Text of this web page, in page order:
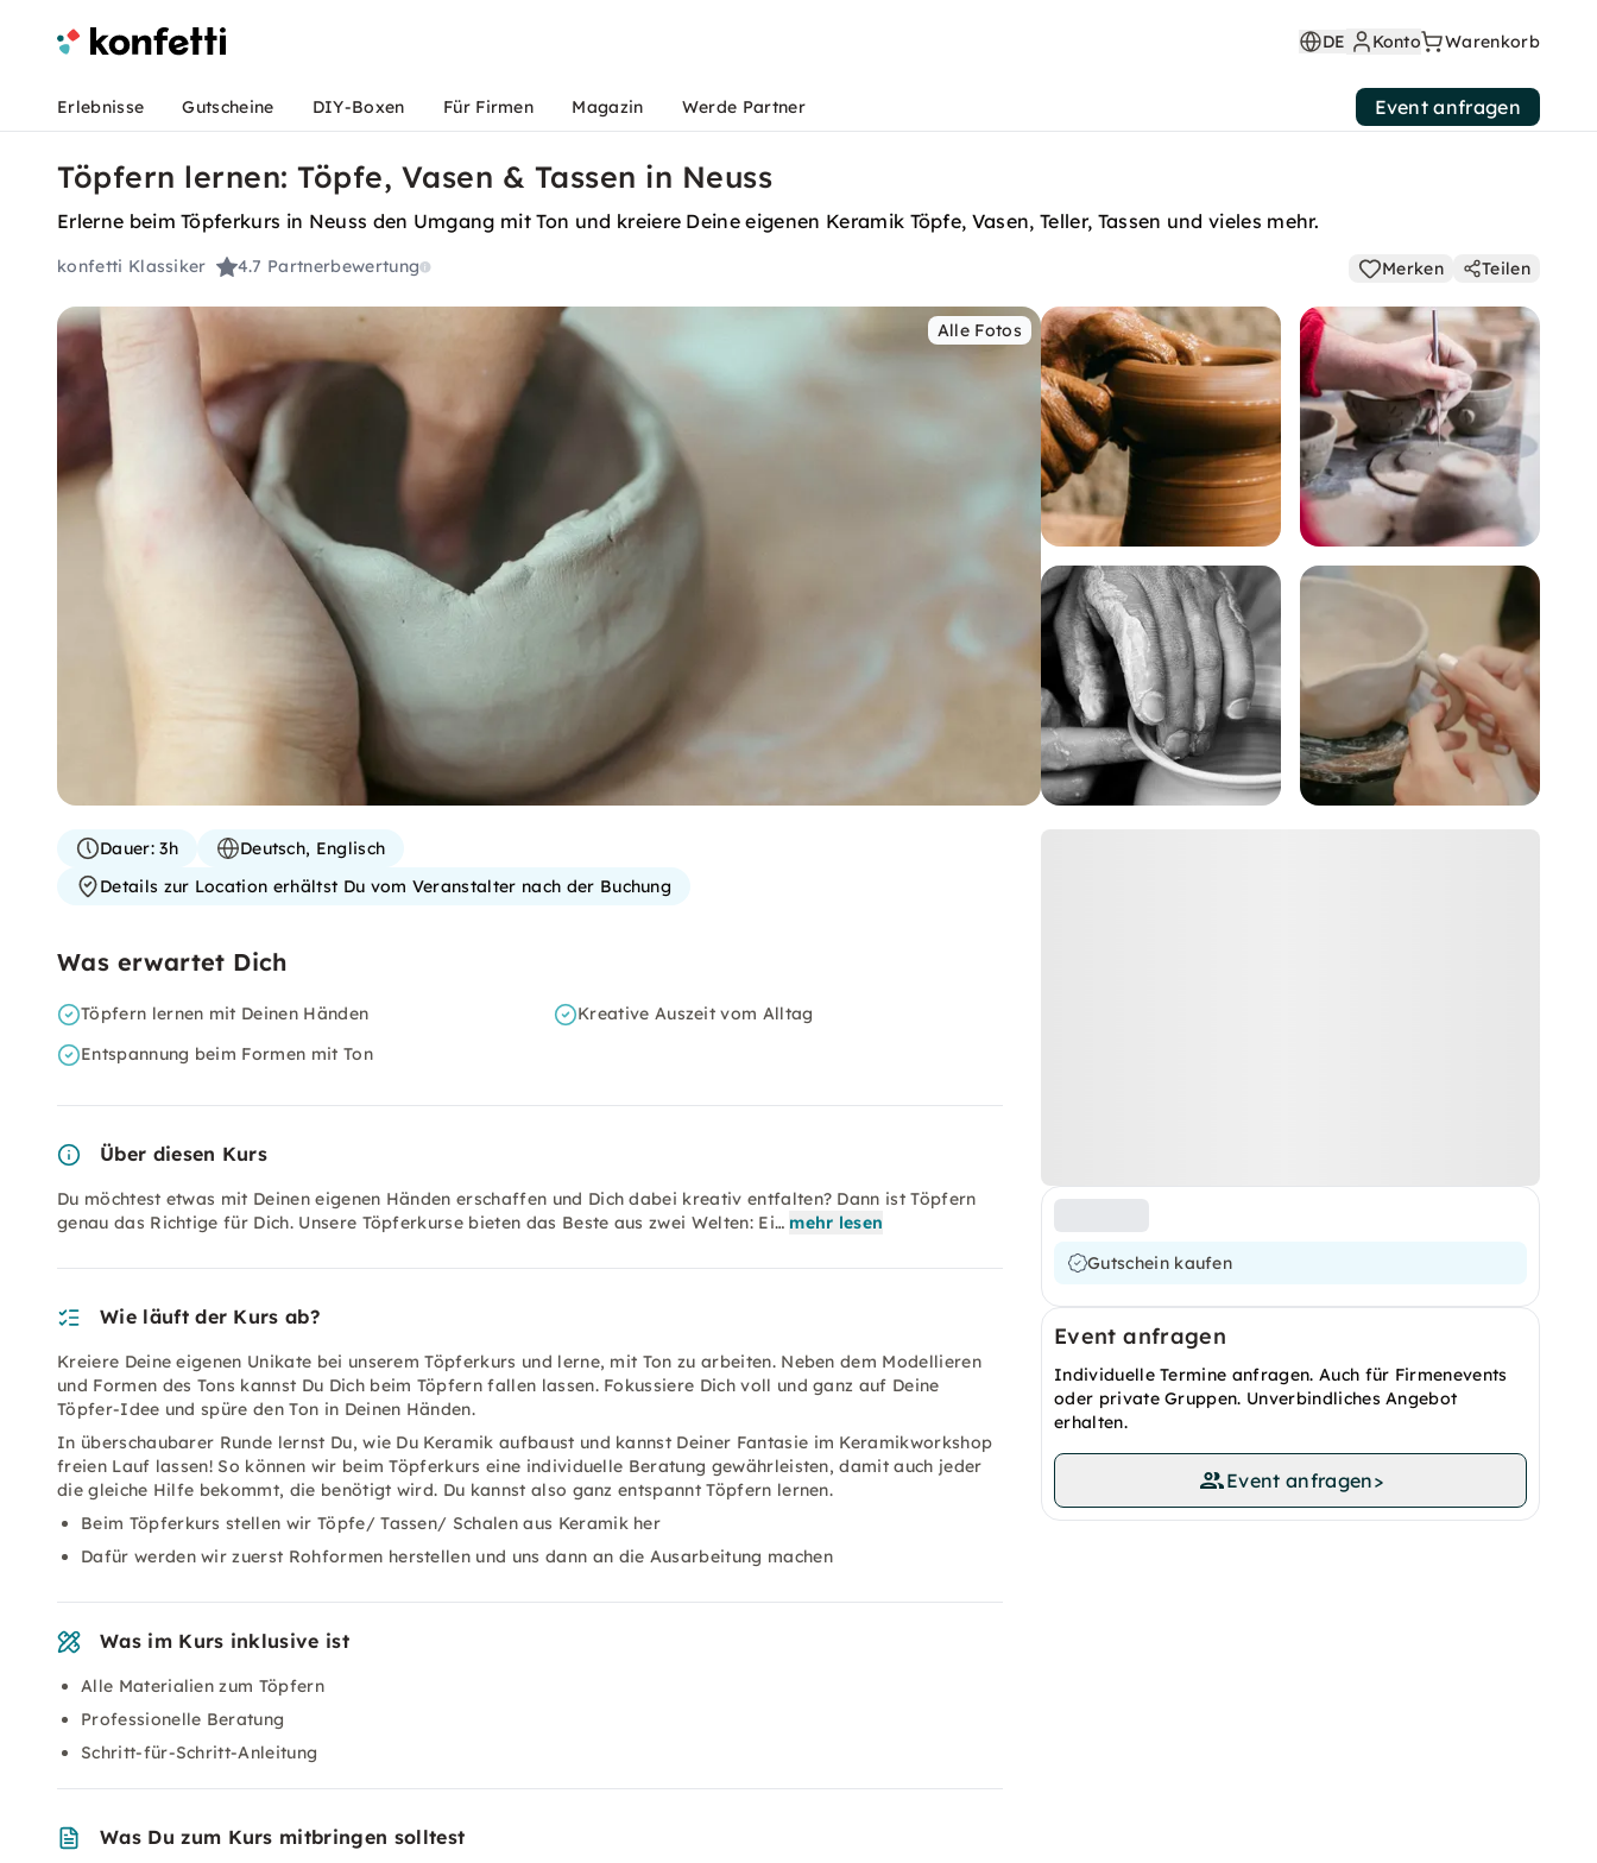
DE Konto Warenkorb
Erlebnisse Gutscheine DIY-Boxen Für Firmen Magazin Werde Partner Event anfragen
Töpfern lernen: Töpfe, Vasen & Tassen in Neuss
Erlerne beim Töpferkurs in Neuss den Umgang mit Ton und kreiere Deine eigenen Keramik Töpfe, Vasen, Teller, Tassen und vieles mehr.
konfetti Klassiker 4.7 Partnerbewertung Merken Teilen
Alle Fotos
Gutschein kaufen
Event anfragen
Individuelle Termine anfragen. Auch für Firmenevents
oder private Gruppen. Unverbindliches Angebot
erhalten.
Event anfragen>
Dauer:3h
Deutsch, Englisch
Details zur Location erhältst Du vom Veranstalter nach der Buchung
Was erwartet Dich
Töpfern lernen mit Deinen Händen
Kreative Auszeit vom Alltag
Entspannung beim Formen mit Ton
Über diesen Kurs
Du möchtest etwas mit Deinen eigenen Händen erschaffen und Dich dabei kreativ entfalten? Dann ist Töpfern
genau das Richtige für Dich. Unsere Töpferkurse bieten das Beste aus zwei Welten: Ei… mehr lesen
Wie läuft der Kurs ab?
Kreiere Deine eigenen Unikate bei unserem Töpferkurs und lerne, mit Ton zu arbeiten. Neben dem Modellieren
und Formen des Tons kannst Du Dich beim Töpfern fallen lassen. Fokussiere Dich voll und ganz auf Deine
Töpfer-Idee und spüre den Ton in Deinen Händen.
In überschaubarer Runde lernst Du, wie Du Keramik aufbaust und kannst Deiner Fantasie im Keramikworkshop
freien Lauf lassen! So können wir beim Töpferkurs eine individuelle Beratung gewährleisten, damit auch jeder
die gleiche Hilfe bekommt, die benötigt wird. Du kannst also ganz entspannt Töpfern lernen.
Beim Töpferkurs stellen wir Töpfe/ Tassen/ Schalen aus Keramik her
Dafür werden wir zuerst Rohformen herstellen und uns dann an die Ausarbeitung machen
Was im Kurs inklusive ist
Alle Materialien zum Töpfern
Professionelle Beratung
Schritt-für-Schritt-Anleitung
Was Du zum Kurs mitbringen solltest